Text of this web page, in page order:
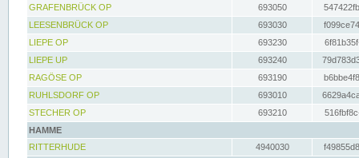
GRAFENBRÜCK OP
693050
LEESENBRÜCK OP
693030
LIEPE OP
693230
LIEPE UP
693240
RAGÖSE OP
693190
RUHLSDORF OP
693010
STECHER OP
693210
HAMME
RITTERHUDE
4940030